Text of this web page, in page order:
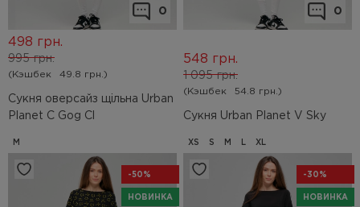
0
Сукня оверсайз щільна Urban
Planet C Gog Cl
995 грн.
498 грн.
(Кэшбек 49.8 грн.)
M
0
Сукня Urban Planet V Sky
1 095 грн.
548 грн.
(Кэшбек 54.8 грн.)
XS S M L XL
-50%
НОВИНКА
-30%
НОВИНКА